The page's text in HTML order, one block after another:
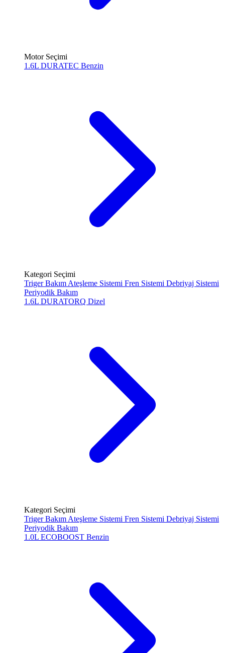
Motor Seçimi
1.6L DURATEC Benzin
Kategori Seçimi
Triger Bakım Ateşleme Sistemi Fren Sistemi Debriyaj Sistemi
Periyodik Bakım
1.6L DURATORQ Dizel
Kategori Seçimi
Triger Bakım Ateşleme Sistemi Fren Sistemi Debriyaj Sistemi
Periyodik Bakım
1.0L ECOBOOST Benzin